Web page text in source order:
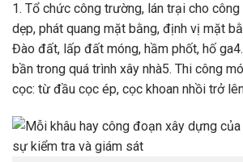
1. Tổ chức công trường, lán trại cho công
dẹp, phát quang mặt bằng, định vị mặt
Đào đất, lấp đất móng, hầm phốt, hố
bần trong quá trình xây nhà5. Thi công
cọc: từ đầu cọc ép, cọc khoan nhồi trở